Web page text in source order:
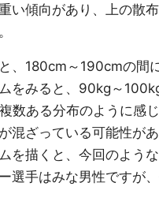
い傾向があり、上の散
、180cm～190cmの間
をみると、90kg～
数ある分布のように感
混ざっている可能性が
を描くと、今回のよう
選手はみな男性ですが